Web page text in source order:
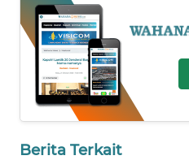
Berita Terkait
WN
DAIRI
WN
DANAU
TOBA
WN